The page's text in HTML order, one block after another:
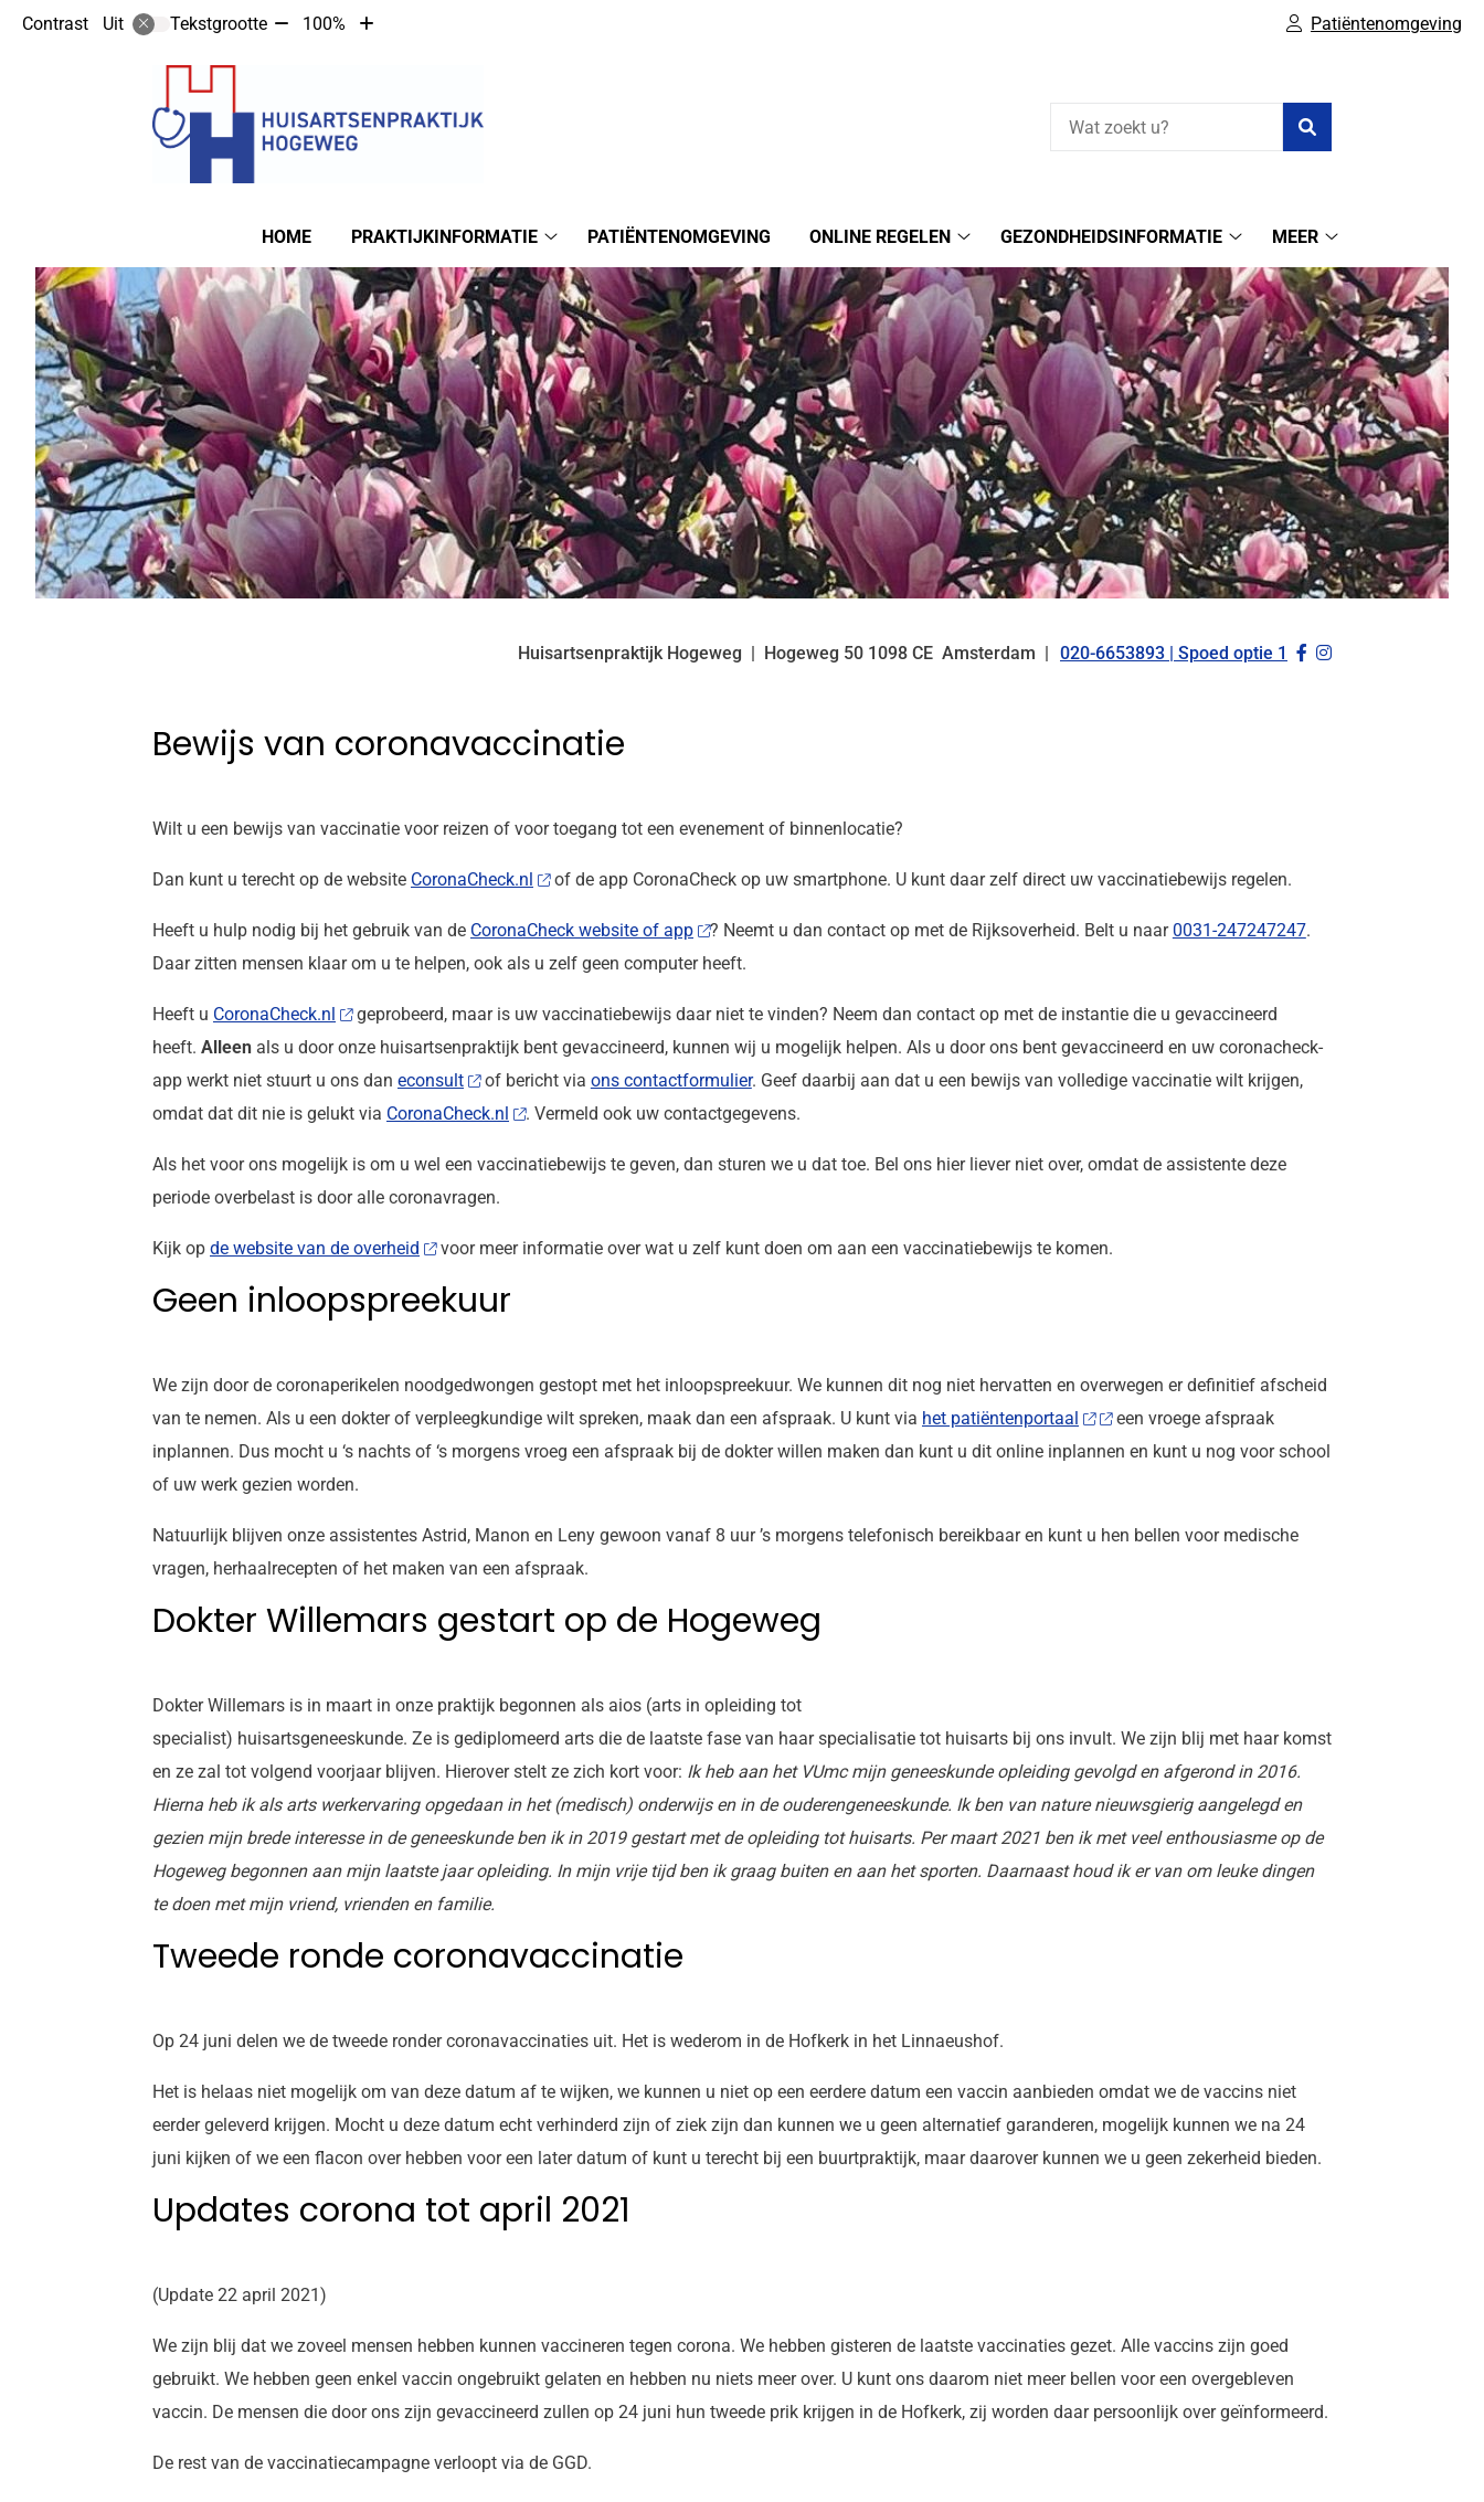
Contrast Uit Tekstgrootte Tekst100%
Tekst
Patiëntenomgeving
Hoofdmenu
HOME
PRAKTIJKINFORMATIE
submenu
PATIËNTENOMGEVING
ONLINE REGELEN
regelen
submenu
GEZONDHEIDSINFORMATIE
submenu
MEER
submenu
Huisartsenpraktijk Hogeweg Hogeweg 50 1098 CE Amsterdam Tel:
020-6653893 | Spoed optie 1
Bezoek
Bezoek
Bewijs van coronavaccinatie
Wilt u een bewijs van vaccinatie voor reizen of voor toegang tot een evenement of binnenlocatie?
Dan kunt u terecht op de website CoronaCheck.nl of de app CoronaCheck op uw smartphone. U kunt daar zelf direct uw vaccinatiebewijs regelen.
Heeft u hulp nodig bij het gebruik van de CoronaCheck website of app ? Neemt u dan contact op met de Rijksoverheid. Belt u naar 0031-247247247.
Daar zitten mensen klaar om u te helpen, ook als u zelf geen computer heeft.
Heeft u CoronaCheck.nl
geprobeerd, maar is uw vaccinatiebewijs daar niet te vinden? Neem dan contact op met de instantie die u gevaccineerd
heeft. Alleen als u door onze huisartsenpraktijk bent gevaccineerd, kunnen wij u mogelijk helpen. Als u door ons bent gevaccineerd en uw coronacheck-
app werkt niet stuurt u ons dan econsult of bericht via ons contactformulier. Geef daarbij aan dat u een bewijs van volledige vaccinatie wilt krijgen,
omdat dat dit nie is gelukt via CoronaCheck.nl . Vermeld ook uw contactgegevens.
Als het voor ons mogelijk is om u wel een vaccinatiebewijs te geven, dan sturen we u dat toe. Bel ons hier liever niet over, omdat de assistente deze
periode overbelast is door alle coronavragen.
Kijk op de website van de overheid voor meer informatie over wat u zelf kunt doen om aan een vaccinatiebewijs te komen.
Geen inloopspreekuur
We zijn door de coronaperikelen noodgedwongen gestopt met het inloopspreekuur. We kunnen dit nog niet hervatten en overwegen er definitief afscheid
van te nemen. Als u een dokter of verpleegkundige wilt spreken, maak dan een afspraak. U kunt via het patiëntenportaal
een vroege afspraak
inplannen. Dus mocht u ‘s nachts of ‘s morgens vroeg een afspraak bij de dokter willen maken dan kunt u dit online inplannen en kunt u nog voor school
of uw werk gezien worden.
Natuurlijk blijven onze assistentes Astrid, Manon en Leny gewoon vanaf 8 uur ’s morgens telefonisch bereikbaar en kunt u hen bellen voor medische
vragen, herhaalrecepten of het maken van een afspraak.
Dokter Willemars gestart op de Hogeweg
Dokter Willemars is in maart in onze praktijk begonnen als aios (arts in opleiding tot
specialist) huisartsgeneeskunde. Ze is gediplomeerd arts die de laatste fase van haar specialisatie tot huisarts bij ons invult. We zijn blij met haar komst
en ze zal tot volgend voorjaar blijven. Hierover stelt ze zich kort voor: Ik heb aan het VUmc mijn geneeskunde opleiding gevolgd en afgerond in 2016.
Hierna heb ik als arts werkervaring opgedaan in het (medisch) onderwijs en in de ouderengeneeskunde. Ik ben van nature nieuwsgierig aangelegd en
gezien mijn brede interesse in de geneeskunde ben ik in 2019 gestart met de opleiding tot huisarts. Per maart 2021 ben ik met veel enthousiasme op de
Hogeweg begonnen aan mijn laatste jaar opleiding. In mijn vrije tijd ben ik graag buiten en aan het sporten. Daarnaast houd ik er van om leuke dingen
te doen met mijn vriend, vrienden en familie.
Tweede ronde coronavaccinatie
Op 24 juni delen we de tweede ronder coronavaccinaties uit. Het is wederom in de Hofkerk in het Linnaeushof.
Het is helaas niet mogelijk om van deze datum af te wijken, we kunnen u niet op een eerdere datum een vaccin aanbieden omdat we de vaccins niet
eerder geleverd krijgen. Mocht u deze datum echt verhinderd zijn of ziek zijn dan kunnen we u geen alternatief garanderen, mogelijk kunnen we na 24
juni kijken of we een flacon over hebben voor een later datum of kunt u terecht bij een buurtpraktijk, maar daarover kunnen we u geen zekerheid bieden.
Updates corona tot april 2021
(Update 22 april 2021)
We zijn blij dat we zoveel mensen hebben kunnen vaccineren tegen corona. We hebben gisteren de laatste vaccinaties gezet. Alle vaccins zijn goed
gebruikt. We hebben geen enkel vaccin ongebruikt gelaten en hebben nu niets meer over. U kunt ons daarom niet meer bellen voor een overgebleven
vaccin. De mensen die door ons zijn gevaccineerd zullen op 24 juni hun tweede prik krijgen in de Hofkerk, zij worden daar persoonlijk over geïnformeerd.
De rest van de vaccinatiecampagne verloopt via de GGD.